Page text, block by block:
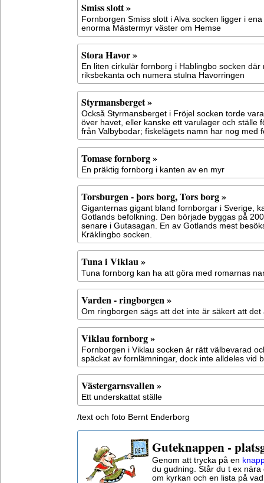
Smiss slott »
Fornborgen Smiss slott i Alva socken ligger i
enorma Mästermyr väster om Hemse
Stora Havor »
En liten cirkulär fornborg i Hablingbo socken där
riksbekanta och numera stulna Havorringen
Styrmansberget »
Också Styrmansberget i Fröjel socken torde
över havet, eller kanske ett varulager och ställe
från Valbybodar; fiskelägets namn har nog med
Tomase fornborg »
En präktig fornborg i kanten av en myr
Torsburgen - þors borg, Tors borg »
Giganternas gigant bland fornborgar i Sverige,
Gotlands befolkning. Den började byggas på
senare i Gutasagan. En av Gotlands mest
Kräklingbo socken.
Tuna i Viklau »
Tuna fornborg kan ha att göra med romarnas
Varden - ringborgen »
Om ringborgen sägs att det inte är säkert att det
Viklau fornborg »
Fornborgen i Viklau socken är rätt välbevarad
späckat av fornlämningar, dock inte alldeles vid
Västergarnsvallen »
Ett underskattat ställe
/text och foto Bernt Enderborg
Guteknappen -
Genom att trycka på en
du gudning. Står du t ex
om kyrkan och en lista på